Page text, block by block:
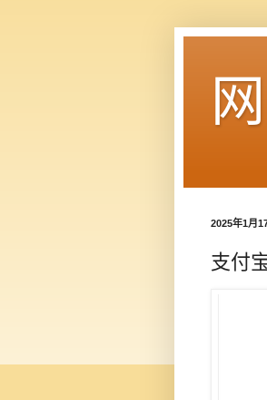
2025年1月
支付